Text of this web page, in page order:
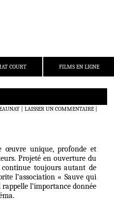
COURT FILMS EN LIGNE
LAISSER UN COMMENTAIRE|
œuvre unique, profonde et
Projeté en ouverture du
continue toujours autant de
l’association « Sauve qui
l’importance donnée